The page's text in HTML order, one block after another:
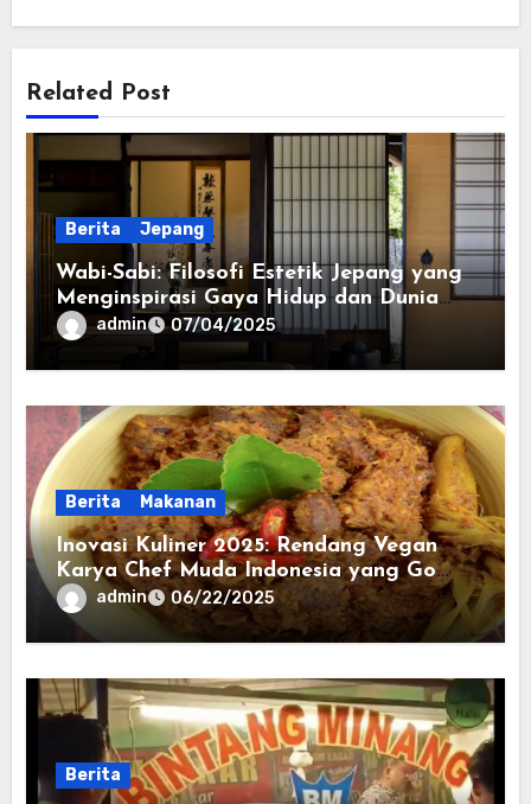
Related Post
Berita Jepang
Wabi-Sabi: Filosofi Estetik Jepang yang
Menginspirasi Gaya Hidup dan Dunia
Slot Modern
admin 07/04/2025
Berita Makanan
Inovasi Kuliner 2025: Rendang Vegan
Karya Chef Muda Indonesia yang Go
Internasional
admin 06/22/2025
Berita